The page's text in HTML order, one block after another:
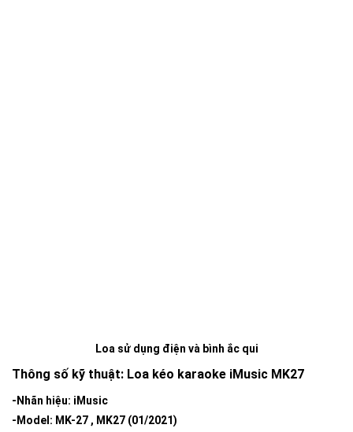
Loa sử dụng điện và bình ắc qui
Thông số kỹ thuật: Loa kéo karaoke iMusic MK27
-Nhãn hiệu: iMusic
-Model: MK-27 , MK27 (01/2021)